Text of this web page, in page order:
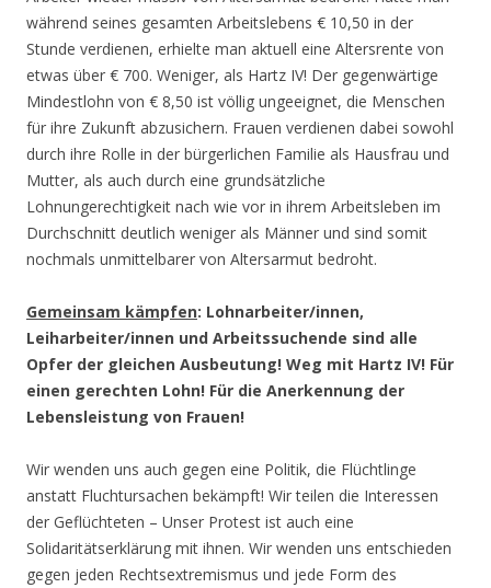
während seines gesamten Arbeitslebens € 10,50 in der
Stunde verdienen, erhielte man aktuell eine Altersrente von
etwas über € 700. Weniger, als Hartz IV! Der gegenwärtige
Mindestlohn von € 8,50 ist völlig ungeeignet, die Menschen
für ihre Zukunft abzusichern. Frauen verdienen dabei sowohl
durch ihre Rolle in der bürgerlichen Familie als Hausfrau und
Mutter, als auch durch eine grundsätzliche
Lohnungerechtigkeit nach wie vor in ihrem Arbeitsleben im
Durchschnitt deutlich weniger als Männer und sind somit
nochmals unmittelbarer von Altersarmut bedroht.
Gemeinsam kämpfen: Lohnarbeiter/innen,
Leiharbeiter/innen und Arbeitssuchende sind alle
Opfer der gleichen Ausbeutung! Weg mit Hartz IV! Für
einen gerechten Lohn! Für die Anerkennung der
Lebensleistung von Frauen!
Wir wenden uns auch gegen eine Politik, die Flüchtlinge
anstatt Fluchtursachen bekämpft! Wir teilen die Interessen
der Geflüchteten – Unser Protest ist auch eine
Solidaritätserklärung mit ihnen. Wir wenden uns entschieden
gegen jeden Rechtsextremismus und jede Form des